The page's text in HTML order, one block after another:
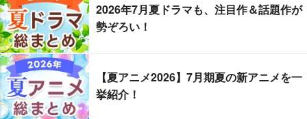
2026年7月夏ドラマも、注目作＆話題作が
勢ぞろい！
【夏アニメ2026】7月期夏の新アニメを一
挙紹介！